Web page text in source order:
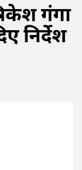
गंगा
निर्देश